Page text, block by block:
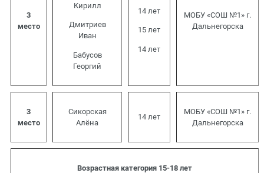
3
место
Кирилл
Дмитриев
Иван
Бабусов
Георгий
14 лет
15 лет
14 лет
МОБУ «СОШ №1» г.
Дальнегорска
3
место
Сикорская
Алёна
14 лет
МОБУ «СОШ №1» г.
Дальнегорска
Возрастная категория 15-18 лет